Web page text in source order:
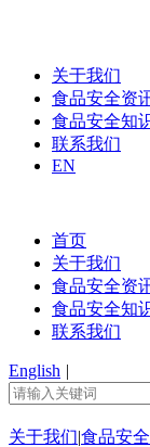
关于我们
食品安全资
食品安全知
联系我们
EN
首页
关于我们
食品安全资
食品安全知
联系我们
English |
关于我们|食品安